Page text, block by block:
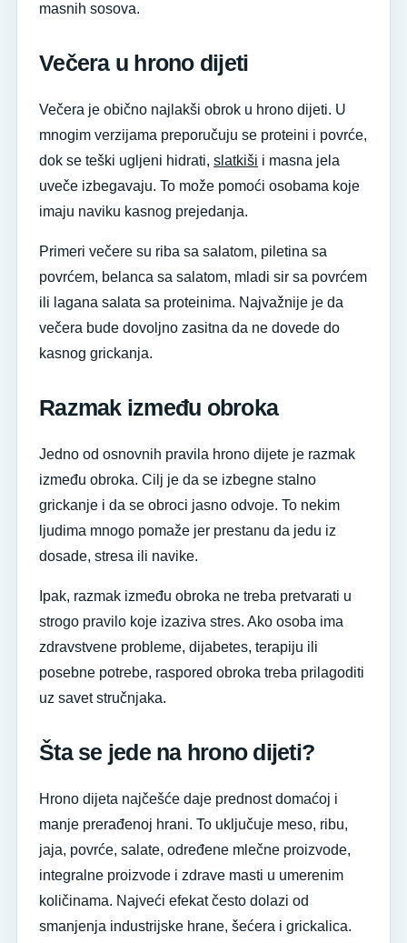
masnih sosova.
Večera u hrono dijeti
Večera je obično najlakši obrok u hrono dijeti. U
mnogim verzijama preporučuju se proteini i povrće,
dok se teški ugljeni hidrati, slatkiši i masna jela
uveče izbegavaju. To može pomoći osobama koje
imaju naviku kasnog prejedanja.
Primeri večere su riba sa salatom, piletina sa
povrćem, belanca sa salatom, mladi sir sa povrćem
ili lagana salata sa proteinima. Najvažnije je da
večera bude dovoljno zasitna da ne dovede do
kasnog grickanja.
Razmak između obroka
Jedno od osnovnih pravila hrono dijete je razmak
između obroka. Cilj je da se izbegne stalno
grickanje i da se obroci jasno odvoje. To nekim
ljudima mnogo pomaže jer prestanu da jedu iz
dosade, stresa ili navike.
Ipak, razmak između obroka ne treba pretvarati u
strogo pravilo koje izaziva stres. Ako osoba ima
zdravstvene probleme, dijabetes, terapiju ili
posebne potrebe, raspored obroka treba prilagoditi
uz savet stručnjaka.
Šta se jede na hrono dijeti?
Hrono dijeta najčešće daje prednost domaćoj i
manje prerađenoj hrani. To uključuje meso, ribu,
jaja, povrće, salate, određene mlečne proizvode,
integralne proizvode i zdrave masti u umerenim
količinama. Najveći efekat često dolazi od
smanjenja industrijske hrane, šećera i grickalica.